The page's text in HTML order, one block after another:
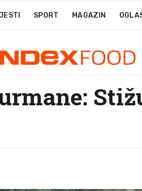
SPORT MAGAZIN